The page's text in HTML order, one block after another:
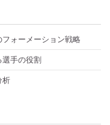
ォーメーション戦略
手の役割
析